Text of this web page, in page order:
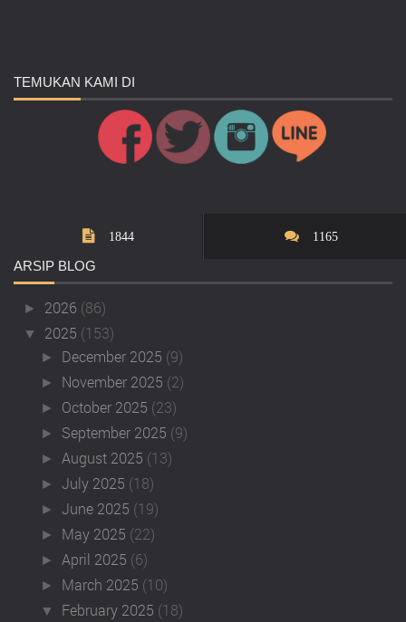
TEMUKAN KAMI DI
1844 1165
ARSIP BLOG
► 2026 (86)
▼ 2025 (153)
► December 2025 (9)
► November 2025 (2)
► October 2025 (23)
► September 2025 (9)
► August 2025 (13)
►July 2025 (18)
►June 2025 (19)
► May 2025 (22)
► April 2025 (6)
► March 2025 (10)
▼ February 2025 (18)